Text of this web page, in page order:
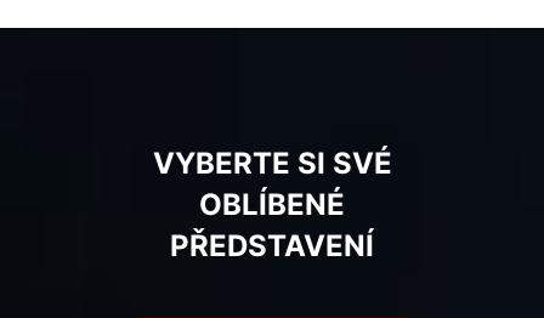
VYBERTE SI SVÉ
OBLÍBENÉ
PŘEDSTAVENÍ